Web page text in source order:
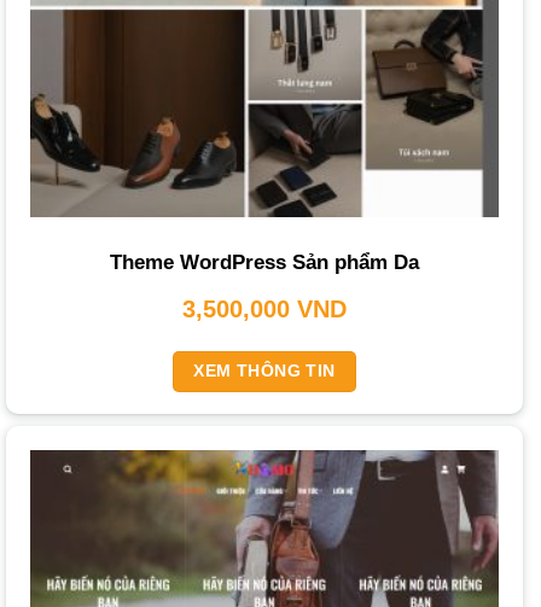
tuyến, form liên hệ để khách hàng dễ dàng kết nối và nhận
Tối Ưu SEO (Search Engine Optimization): Đảm bảo
seo website
tốt để xuất hiện trên các công cụ tìm kiếm như
Google, giúp tiếp cận nhiều khách hàng tiềm năng hơn.
Khả Năng Tương Thích Với Mạng Xã Hội
nền tảng mạng xã hội, mở rộng phạm vi tiếp cận của
Hệ Thống Quản Trị Dễ Dàng: Giao diện quản trị thân
thiện, cho phép chủ shop dễ dàng cập nhật sản phẩm,
quản lý đơn hàng và theo dõi thống kê.
Tốc Độ Tải Trang Nhanh: Tốc độ tải trang dưới 3 giây là
yếu tố lý tưởng để giữ chân người dùng và cải thiện thứ
Các Loại Dịch Vụ Thiết Kế Website Thời
Theme WordPress Sản phẩm Da
3,500,000 VND
XEM THÔNG TIN